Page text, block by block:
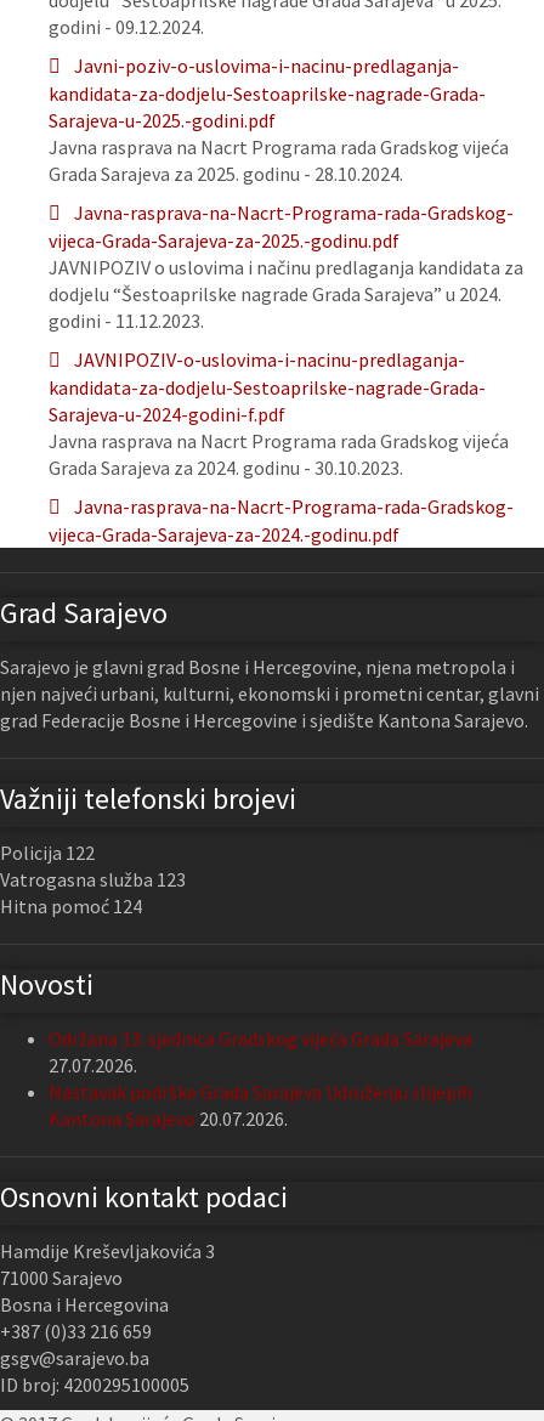
godini - 09.12.2024.
Javni-poziv-o-uslovima-i-nacinu-predlaganja-
kandidata-za-dodjelu-Sestoaprilske-nagrade-Grada-
Sarajeva-u-2025.-godini.pdf
Javna rasprava na Nacrt Programa rada Gradskog vijeća
Grada Sarajeva za 2025. godinu - 28.10.2024.
Javna-rasprava-na-Nacrt-Programa-rada-Gradskog-
vijeca-Grada-Sarajeva-za-2025.-godinu.pdf
JAVNIPOZIV o uslovima i načinu predlaganja kandidata za
dodjelu “Šestoaprilske nagrade Grada Sarajeva” u 2024.
godini - 11.12.2023.
JAVNIPOZIV-o-uslovima-i-nacinu-predlaganja-
kandidata-za-dodjelu-Sestoaprilske-nagrade-Grada-
Sarajeva-u-2024-godini-f.pdf
Javna rasprava na Nacrt Programa rada Gradskog vijeća
Grada Sarajeva za 2024. godinu - 30.10.2023.
Javna-rasprava-na-Nacrt-Programa-rada-Gradskog-
vijeca-Grada-Sarajeva-za-2024.-godinu.pdf
Grad Sarajevo
Sarajevo je glavni grad Bosne i Hercegovine, njena metropola i
njen najveći urbani, kulturni, ekonomski i prometni centar, glavni
grad Federacije Bosne i Hercegovine i sjedište Kantona Sarajevo.
Važniji telefonski brojevi
Policija 122
Vatrogasna služba 123
Hitna pomoć 124
Novosti
Održana 13. sjednica Gradskog vijeća Grada Sarajeva
27.07.2026.
Nastavak podrške Grada Sarajeva Udruženju slijepih
Kantona Sarajevo 20.07.2026.
Osnovni kontakt podaci
Hamdije Kreševljakovića 3
71000 Sarajevo
Bosna i Hercegovina
+387 (0)33 216 659
gsgv@sarajevo.ba
ID broj: 4200295100005